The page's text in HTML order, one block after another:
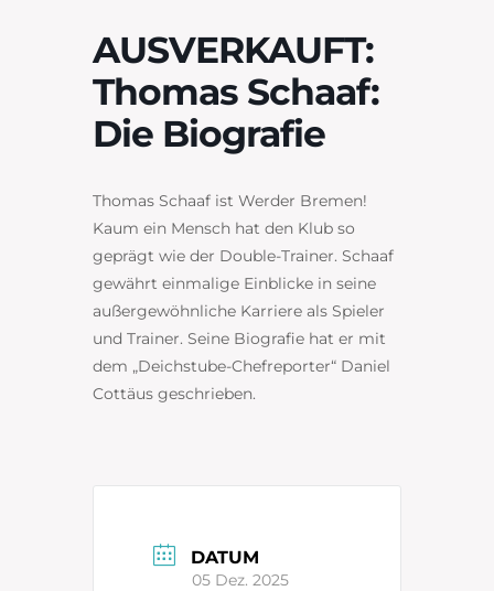
AUSVERKAUFT:
Thomas Schaaf:
Die Biografie
Thomas Schaaf ist Werder Bremen!
Kaum ein Mensch hat den Klub so
geprägt wie der Double-Trainer. Schaaf
gewährt einmalige Einblicke in seine
außergewöhnliche Karriere als Spieler
und Trainer. Seine Biografie hat er mit
dem „Deichstube-Chefreporter“ Daniel
Cottäus geschrieben.
DATUM
05 Dez. 2025